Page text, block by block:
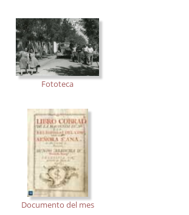
Fototeca
Documento del mes